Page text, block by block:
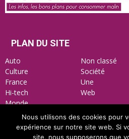
PLAN DU SITE
Auto
Non classé
Culture
Société
France
Une
Hi-tech
Web
Monde
Nous utilisons des cookies pour
expérience sur notre site web. Si
site, nous supposerons que